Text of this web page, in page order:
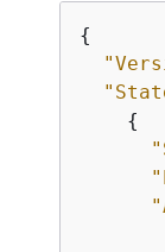
{
{